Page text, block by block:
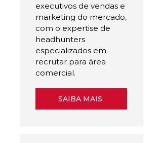
executivos de vendas e
marketing do mercado,
com o expertise de
headhunters
especializados em
recrutar para área
comercial.
SAIBA MAIS